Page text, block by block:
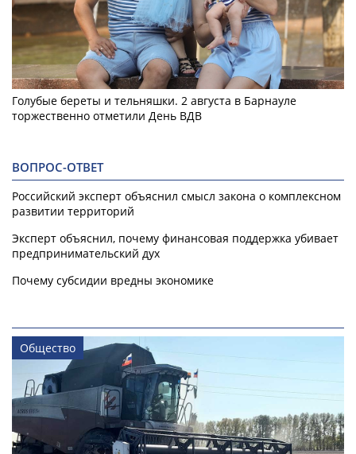
Голубые береты и тельняшки. 2 августа в Барнауле
торжественно отметили День ВДВ
ВОПРОС-ОТВЕТ
Российский эксперт объяснил смысл закона о комплексном
развитии территорий
Эксперт объяснил, почему финансовая поддержка убивает
предпринимательский дух
Почему субсидии вредны экономике
Общество